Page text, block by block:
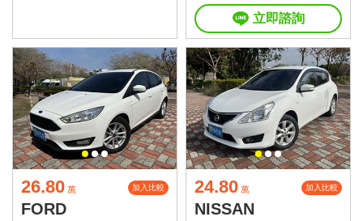
立即諮詢
26.80 萬 加入比較
FORD
24.80 萬 加入比較
NISSAN